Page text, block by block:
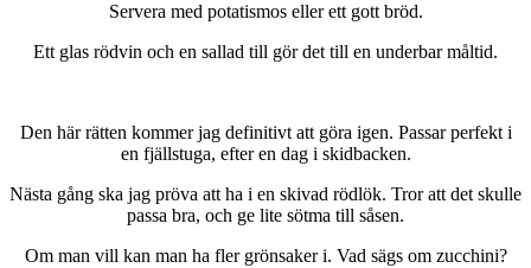
Servera med potatismos eller ett gott bröd.
Ett glas rödvin och en sallad till gör det till en underbar måltid.
Den här rätten kommer jag definitivt att göra igen. Passar perfekt i
en fjällstuga, efter en dag i skidbacken.
Nästa gång ska jag pröva att ha i en skivad rödlök. Tror att det skulle
passa bra, och ge lite sötma till såsen.
Om man vill kan man ha fler grönsaker i. Vad sägs om zucchini?